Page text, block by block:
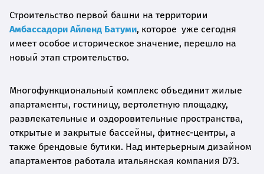
Строительство первой башни на территории
Амбассадори Айленд Батуми, которое уже сегодня
имеет особое историческое значение, перешло на
новый этап строительство.
Многофункциональный комплекс объединит жилые
апартаменты, гостиницу, вертолетную площадку,
развлекательные и оздоровительные пространства,
открытые и закрытые бассейны, фитнес-центры, а
также брендовые бутики. Над интерьерным дизайном
апартаментов работала итальянская компания D73.